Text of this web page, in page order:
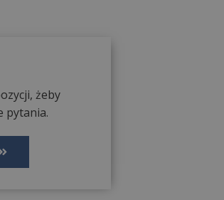
żeby
pytania.